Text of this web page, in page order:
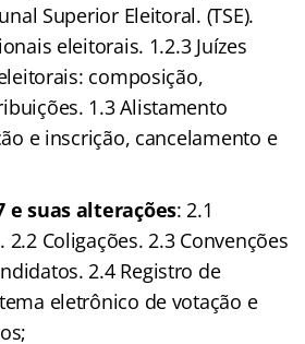
Superior Eleitoral. (TSE).
eleitorais. 1.2.3 Juízes
composição,
1.3 Alistamento
e inscrição, cancelamento e
e suas alterações: 2.1
Coligações. 2.3 Convenções
2.4 Registro de
eletrônico de votação e